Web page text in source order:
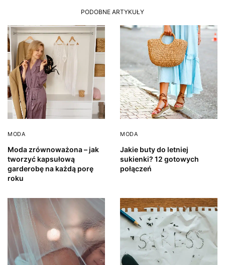
PODOBNE ARTYKUŁY
MODA
Moda zrównoważona – jak
tworzyć kapsułową
garderobę na każdą porę
roku
MODA
Jakie buty do letniej
sukienki? 12 gotowych
połączeń